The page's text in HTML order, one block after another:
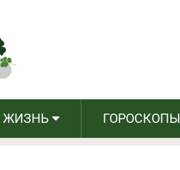
ЖИЗНЬ ГОРОСКОПЫ